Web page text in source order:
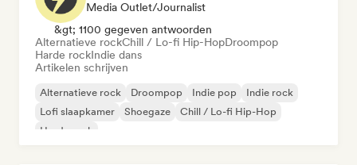
Media Outlet/Journalist
&gt; 1100 gegeven antwoorden
Alternatieve rockChill / Lo-fi Hip-HopDroompop
Harde rockIndie dans
Artikelen schrijven
Alternatieve rock Droompop Indie pop
Indie rock
Lofi slaapkamer
Shoegaze
Chill / Lo-fi Hip-Hop
Harde rock